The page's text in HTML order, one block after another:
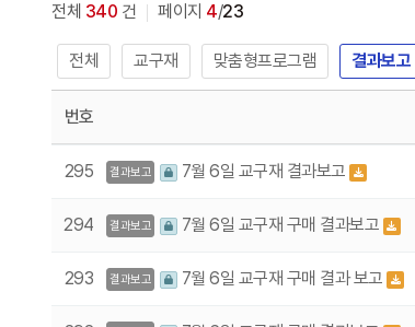
전체 340 건 페이지 4/23
전체 교구재 맞춤형프로그램 결과보고
번호
295 결과보고 7월 6일 교구재 결과보고
294 결과보고 7월 6일 교구재 구매 결과보고
293 결과보고 7월 6일 교구재 구매 결과 보고